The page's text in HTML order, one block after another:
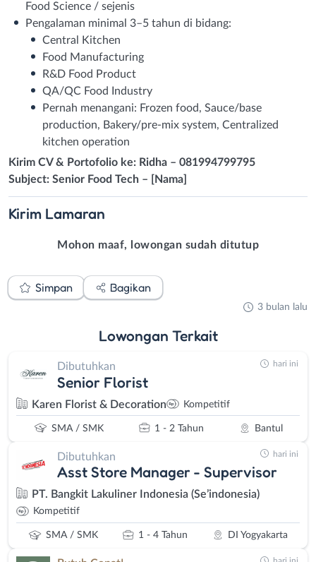
Food Science / sejenis
Pengalaman minimal 3–5 tahun di bidang:
Central Kitchen
Food Manufacturing
R&D Food Product
QA/QC Food Industry
Pernah menangani: Frozen food, Sauce/base
production, Bakery/pre-mix system, Centralized
kitchen operation
Kirim CV & Portofolio ke: Ridha – 081994799795
Subject: Senior Food Tech – [Nama]
Kirim Lamaran
Mohon maaf, lowongan sudah ditutup
Simpan Bagikan
3 bulan lalu
Lowongan Terkait
Dibutuhkan
Senior Florist
Karen Florist & Decoration Kompetitif
SMA / SMK 1 - 2 Tahun Bantul
hari ini
Dibutuhkan
Asst Store Manager - Supervisor
PT. Bangkit Lakuliner Indonesia (Se’indonesia)
Kompetitif
SMA / SMK 1 - 4 Tahun DI Yogyakarta
hari ini